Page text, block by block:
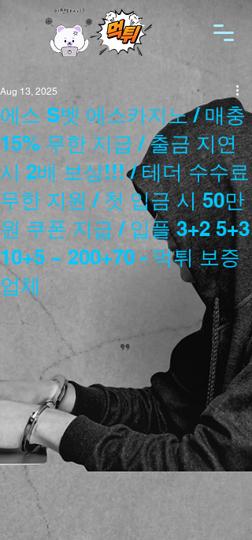
에스 S벳 에스카지노 / 매충
15% 무한 지급 / 출금 지연
시 2배 보상!!! / 테더 수수료
무한 지원 / 첫 입금 시 50만
원 쿠폰 지급 / 입플 3+2 5+3
10+5 ~ 200+70 - 먹튀 보증
업체
Aug 13, 2025